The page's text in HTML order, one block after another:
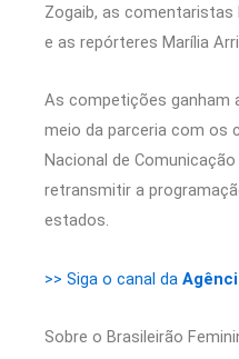
Zogaib, as comentaristas
e as repórteres Marília
As competições ganham
meio da parceria com os
Nacional de Comunicação
retransmitir a
estados.
>> Siga o canal da
Sobre o Brasileirão